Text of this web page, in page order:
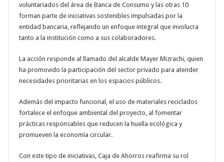
voluntariados del área de Banca de Consumo y las otras 10
forman parte de iniciativas sostenibles impulsadas por la
entidad bancaria, reflejando un enfoque integral que involucra
tanto a la institución como a sus colaboradores.
La acción responde al llamado del alcalde Mayer Mizrachi, quien
ha promovido la participación del sector privado para atender
necesidades prioritarias en los espacios públicos.
Además del impacto funcional, el uso de materiales reciclados
fortalece el enfoque ambiental del proyecto, al fomentar
prácticas responsables que reducen la huella ecológica y
promueven la economía circular.
Con este tipo de iniciativas, Caja de Ahorros reafirma su rol